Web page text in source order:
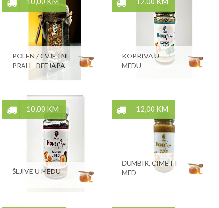
POLEN / CVJETNI
PRAH - BEEJAPA
KOPRIVA U
MEDU
10,00 KM
ŠLJIVE U MEDU
12,00 KM
ĐUMBIR, CIMET I
MED